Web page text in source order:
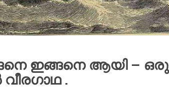
ഇങ്ങനെ ആയി – ഒരു
.